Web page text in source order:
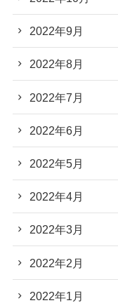
2022年9月
2022年8月
2022年7月
2022年6月
2022年5月
2022年4月
2022年3月
2022年2月
2022年1月